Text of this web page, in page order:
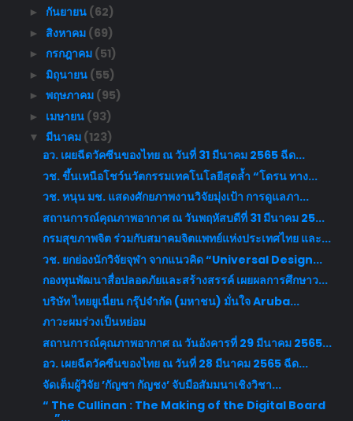
► กันยายน (62)
► สิงหาคม (69)
► กรกฎาคม (51)
► มิถุนายน (55)
► พฤษภาคม (95)
► เมษายน (93)
▼ มีนาคม (123)
อว. เผยฉีดวัคซีนของไทย ณ วันที่ 31 มีนาคม 2565 ฉีด...
วช. ขึ้นเหนือโชว์นวัตกรรมเทคโนโลยีสุดล้ำ “โดรน ทาง...
วช. หนุน มช. แสดงศักยภาพงานวิจัยมุ่งเป้า การดูแลภา...
สถานการณ์คุณภาพอากาศ ณ วันพฤหัสบดีที่ 31 มีนาคม 25...
กรมสุขภาพจิต ร่วมกับสมาคมจิตแพทย์แห่งประเทศไทย และ...
วช. ยกย่องนักวิจัยจุฬา จากแนวคิด “Universal Design...
กองทุนพัฒนาสื่อปลอดภัยและสร้างสรรค์ เผยผลการศึกษาว...
บริษัท ไทยยูเนี่ยน กรุ๊ปจำกัด (มหาชน) มั่นใจ Aruba...
ภาวะผมร่วงเป็นหย่อม
สถานการณ์คุณภาพอากาศ ณ วันอังคารที่ 29 มีนาคม 2565...
อว. เผยฉีดวัคซีนของไทย ณ วันที่ 28 มีนาคม 2565 ฉีด...
จัดเต็มผู้วิจัย ’กัญชา กัญชง’ จับมือสัมมนาเชิงวิชา...
“ The Cullinan : The Making of the Digital Board